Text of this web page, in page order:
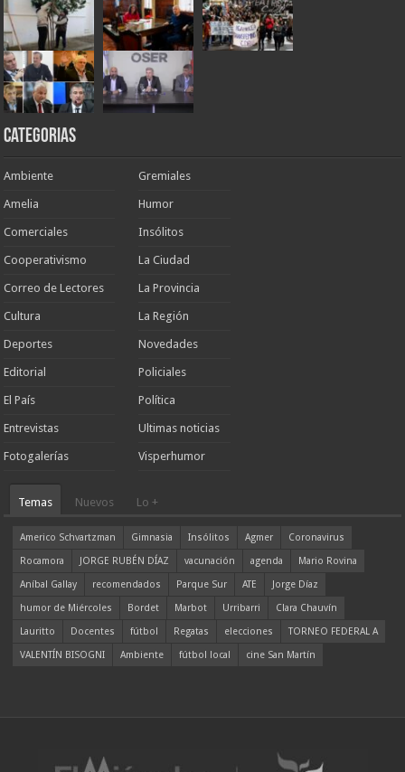
Categorias
Ambiente
Amelia
Comerciales
Cooperativismo
Correo de Lectores
Cultura
Deportes
Editorial
El País
Entrevistas
Fotogalerías
Gremiales
Humor
Insólitos
La Ciudad
La Provincia
La Región
Novedades
Policiales
Política
Ultimas noticias
Visperhumor
Temas Nuevos Lo +
Americo Schvartzman Gimnasia Insólitos Agmer
Coronavirus
Rocamora
JORGE RUBÉN DÍAZ vacunación agenda
Mario Rovina
Aníbal Gallay
recomendados Parque Sur ATE
Jorge Díaz
humor de Miércoles
Bordet Marbot Urribarri
Clara Chauvín
Lauritto
Docentes fútbol Regatas elecciones
TORNEO FEDERAL A
VALENTÍN BISOGNI
Ambiente fútbol local cine San Martín